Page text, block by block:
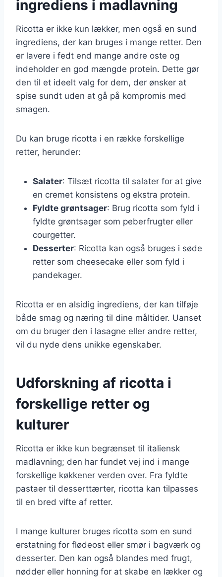
ingrediens i madlavning
Ricotta er ikke kun lækker, men også en sund
ingrediens, der kan bruges i mange retter. Den
er lavere i fedt end mange andre oste og
indeholder en god mængde protein. Dette gør
den til et ideelt valg for dem, der ønsker at
spise sundt uden at gå på kompromis med
smagen.
Du kan bruge ricotta i en række forskellige
retter, herunder:
Salater: Tilsæt ricotta til salater for at give
en cremet konsistens og ekstra protein.
Fyldte grøntsager: Brug ricotta som fyld i
fyldte grøntsager som peberfrugter eller
courgetter.
Desserter: Ricotta kan også bruges i søde
retter som cheesecake eller som fyld i
pandekager.
Ricotta er en alsidig ingrediens, der kan tilføje
både smag og næring til dine måltider. Uanset
om du bruger den i lasagne eller andre retter,
vil du nyde dens unikke egenskaber.
Udforskning af ricotta i
forskellige retter og
kulturer
Ricotta er ikke kun begrænset til italiensk
madlavning; den har fundet vej ind i mange
forskellige køkkener verden over. Fra fyldte
pastaer til desserttærter, ricotta kan tilpasses
til en bred vifte af retter.
I mange kulturer bruges ricotta som en sund
erstatning for flødeost eller smør i bagværk og
desserter. Den kan også blandes med frugt,
nødder eller honning for at skabe en lækker og